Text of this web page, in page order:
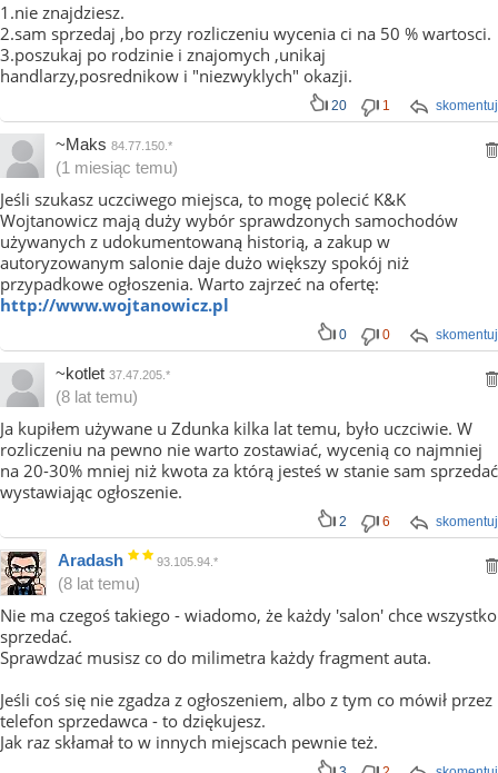
1.nie znajdziesz.
2.sam sprzedaj ,bo przy rozliczeniu wycenia ci na 50 % wartosci.
3.poszukaj po rodzinie i znajomych ,unikaj
handlarzy,posrednikow i "niezwyklych" okazji.
skomentuj
20 1
~Maks 84.77.150.*
(1 miesiąc temu)
Jeśli szukasz uczciwego miejsca, to mogę polecić K&K
Wojtanowicz mają duży wybór sprawdzonych samochodów
używanych z udokumentowaną historią, a zakup w
autoryzowanym salonie daje dużo większy spokój niż
przypadkowe ogłoszenia. Warto zajrzeć na ofertę:
http://www.wojtanowicz.pl
skomentuj
0 0
~kotlet 37.47.205.*
(8 lat temu)
Ja kupiłem używane u Zdunka kilka lat temu, było uczciwie. W
rozliczeniu na pewno nie warto zostawiać, wycenią co najmniej
na 20-30% mniej niż kwota za którą jesteś w stanie sam sprzedać
wystawiając ogłoszenie.
skomentuj
2 6
Aradash 93.105.94.*
(8 lat temu)
Nie ma czegoś takiego - wiadomo, że każdy 'salon' chce wszystko
sprzedać.
Sprawdzać musisz co do milimetra każdy fragment auta.
Jeśli coś się nie zgadza z ogłoszeniem, albo z tym co mówił przez
telefon sprzedawca - to dziękujesz.
Jak raz skłamał to w innych miejscach pewnie też.